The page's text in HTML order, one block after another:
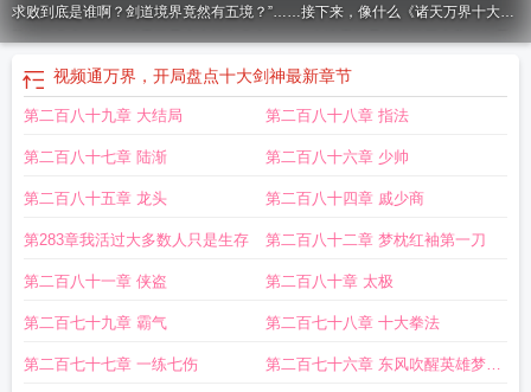
求败到底是谁啊？剑道境界竟然有五境？”……接下来，像什么《诸天万界十大阴
险人物盘点》、《诸天万界十大绝色盘点》……在诸天万界引起了巨大轰动如果
您喜欢视频通万界，开局盘点十大剑神，别忘记分享给朋友.
读 视频通万界 视频通万界开局盘点十大剑神笔趣阁
神txt开局盘点十大剑神 此生夙愿 视屏通万界开局盘点十大剑神
十大剑神 开局盘点十大剑神 第44章
视频通万界，开局盘点十大剑神最新章节
第二百八十九章 大结局 第二百八十八章 指法
第二百八十七章 陆渐 第二百八十六章 少帅
第二百八十五章 龙头 第二百八十四章 戚少商
第283章我活过大多数人只是生存 第二百八十二章 梦枕红袖第一刀
第二百八十一章 侠盗 第二百八十章 太极
第二百七十九章 霸气 第二百七十八章 十大拳法
第二百七十七章 一练七伤 第二百七十六章 东风吹醒英雄梦笑